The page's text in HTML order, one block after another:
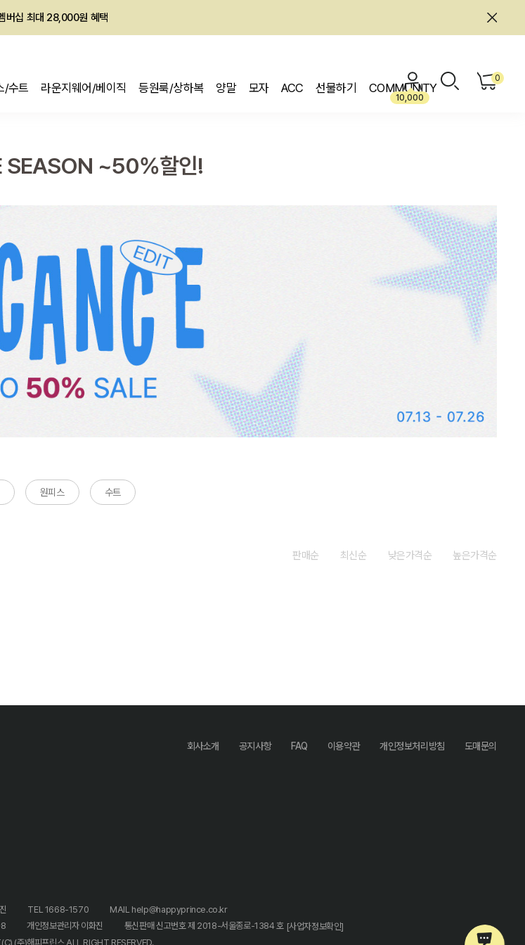
용 아울렛, 가입하면 ~60% 할인!
/수트 라운지웨어/베이직 등원룩/상하복 양말 모자 ACC 선물하기 COMMUNITY
10,000
0
SEASON ~50%할인!
원피스 수트
판매순 최신순 낮은가격순 높은가격순
회사소개 공지사항 FAQ 이용약관 개인정보처리방침 도매문의
TEL 1668-1570
MAIL help@happyprince.co.kr
개인정보관리자 이화진 통신판매 신고번호 제 2018-서울종로-1384 호 [사업자정보확인]
(주)해피프린스 ALL RIGHT RESERVED.